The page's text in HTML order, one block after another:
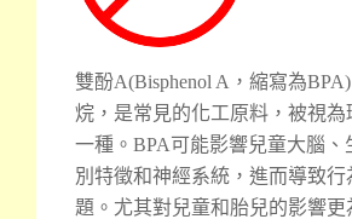
雙酚A(Bisphenol A，縮寫為
烷，是常見的化工原料，被視為
一種。BPA可能影響兒童大腦、
別特徵和神經系統，進而導致行
題。尤其對兒童和胎兒的影響更